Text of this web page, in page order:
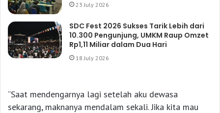
23 July 2026
SDC Fest 2026 Sukses Tarik Lebih dari
10.300 Pengunjung, UMKM Raup Omzet
Rp1,11 Miliar dalam Dua Hari
18 July 2026
“Saat mendengarnya lagi setelah aku dewasa
sekarang, maknanya mendalam sekali. Jika kita mau